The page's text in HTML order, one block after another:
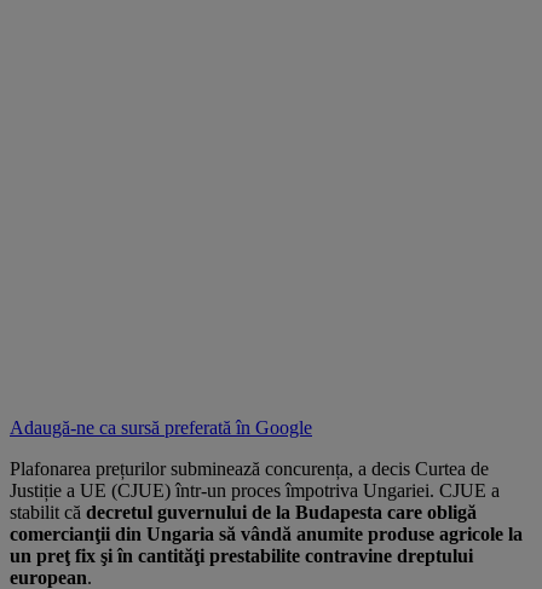
Adaugă-ne ca sursă preferată în Google
Plafonarea prețurilor subminează concurența, a decis Curtea de
Justiție a UE (CJUE) într-un proces împotriva Ungariei. CJUE a
stabilit că decretul guvernului de la Budapesta care obligă
comercianţii din Ungaria să vândă anumite produse agricole la
un preţ fix şi în cantităţi prestabilite contravine dreptului
european.